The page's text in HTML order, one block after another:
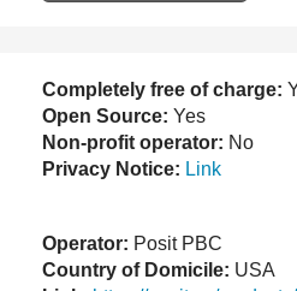
Completely free of charge:
Open Source: Yes
Non-profit operator: No
Privacy Notice: Link
Operator: Posit PBC
Country of Domicile: USA